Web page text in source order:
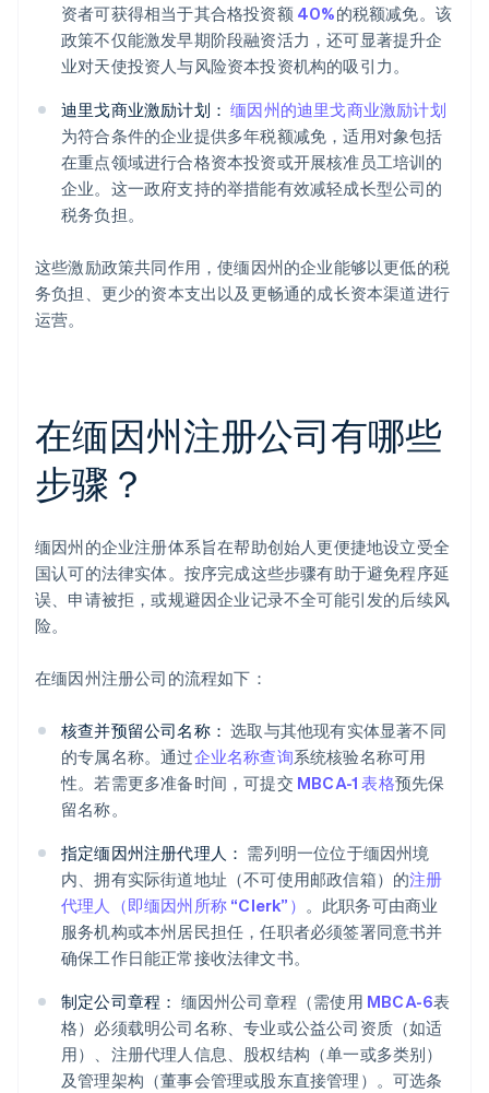
资者可获得相当于其合格投资额 40%的税额减免。该
政策不仅能激发早期阶段融资活力，还可显著提升企
业对天使投资人与风险资本投资机构的吸引力。
迪里戈商业激励计划： 缅因州的迪里戈商业激励计划
为符合条件的企业提供多年税额减免，适用对象包括
在重点领域进行合格资本投资或开展核准员工培训的
企业。这一政府支持的举措能有效减轻成长型公司的
税务负担。
这些激励政策共同作用，使缅因州的企业能够以更低的税
务负担、更少的资本支出以及更畅通的成长资本渠道进行
运营。
在缅因州注册公司有哪些
步骤？
缅因州的企业注册体系旨在帮助创始人更便捷地设立受全
国认可的法律实体。按序完成这些步骤有助于避免程序延
误、申请被拒，或规避因企业记录不全可能引发的后续风
险。
在缅因州注册公司的流程如下：
核查并预留公司名称： 选取与其他现有实体显著不同
的专属名称。通过企业名称查询系统核验名称可用
性。若需更多准备时间，可提交 MBCA-1 表格预先保
留名称。
指定缅因州注册代理人： 需列明一位位于缅因州境
内、拥有实际街道地址（不可使用邮政信箱）的注册
代理人（即缅因州所称 “Clerk”） 。此职务可由商业
服务机构或本州居民担任，任职者必须签署同意书并
确保工作日能正常接收法律文书。
制定公司章程： 缅因州公司章程（需使用 MBCA-6表
格）必须载明公司名称、专业或公益公司资质（如适
用）、注册代理人信息、股权结构（单一或多类别）
及管理架构（董事会管理或股东直接管理）。可选条